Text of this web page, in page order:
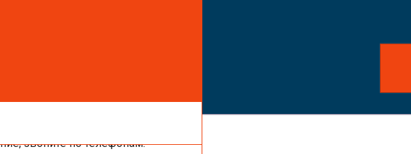
звоните по телефонам: